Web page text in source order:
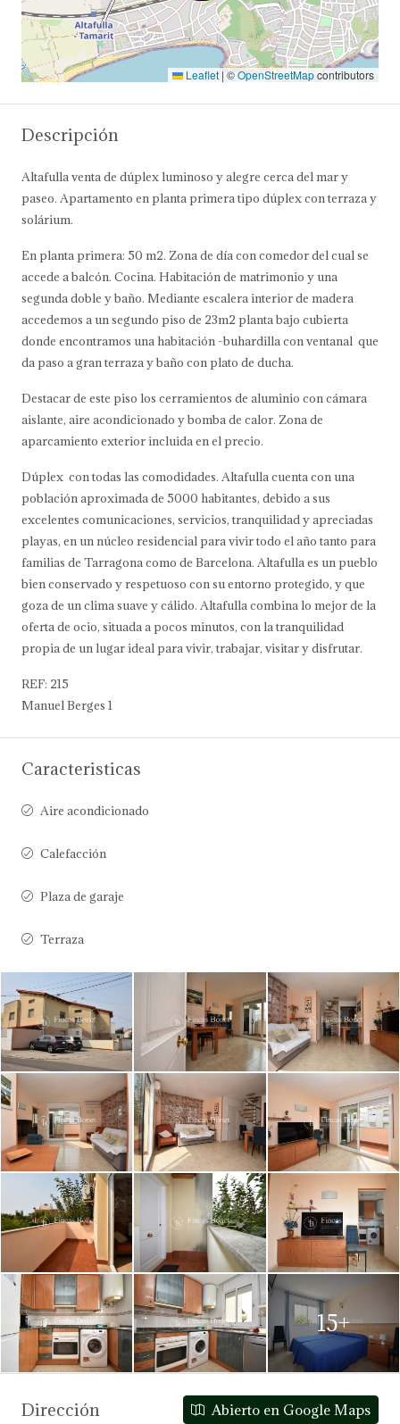
Leaflet | ©OpenStreetMapcontributors
Descripción
Altafulla venta de dúplex luminoso y alegre cerca del mar y
paseo. Apartamento en planta primera tipo dúplex con terraza y
solárium.
En planta primera: 50 m2. Zona de día con comedor del cual se
accede a balcón. Cocina. Habitación de matrimonio y una
segunda doble y baño. Mediante escalera interior de madera
accedemos a un segundo piso de 23m2 planta bajo cubierta
donde encontramos una habitación -buhardilla con ventanal que
da paso a gran terraza y baño con plato de ducha.
Destacar de este piso los cerramientos de aluminio con cámara
aislante, aire acondicionado y bomba de calor. Zona de
aparcamiento exterior incluida en el precio.
Dúplex con todas las comodidades. Altafulla cuenta con una
población aproximada de 5000 habitantes, debido a sus
excelentes comunicaciones, servicios, tranquilidad y apreciadas
playas, en un núcleo residencial para vivir todo el año tanto para
familias de Tarragona como de Barcelona. Altafulla es un pueblo
bien conservado y respetuoso con su entorno protegido, y que
goza de un clima suave y cálido. Altafulla combina lo mejor de la
oferta de ocio, situada a pocos minutos, con la tranquilidad
propia de un lugar ideal para vivir, trabajar, visitar y disfrutar.
REF: 215
Manuel Berges 1
Caracteristicas
Aire acondicionado
Calefacción
Plaza de garaje
Terraza
15+
Dirección Abierto en Google Maps